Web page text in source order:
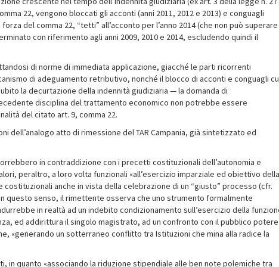
22, vengono bloccati gli acconti (anni 2011, 2012 e 2013) e conguagli
del comma 22, “tetti” all’acconto per l’anno 2014 (che non può superare
con riferimento agli anni 2009, 2010 e 2014, escludendo quindi il
di norme di immediata applicazione, giacché le parti ricorrenti
di adeguamento retributivo, nonché il blocco di acconti e conguagli
la decurtazione della indennità giudiziaria — la domanda di
disciplina del trattamento economico non potrebbe essere
del citato art. 9, comma 22.
dell’analogo atto di rimessione del TAR Campania, già sintetizzato ed
in contraddizione con i precetti costituzionali dell’autonomia e
peraltro, a loro volta funzionali «all’esercizio imparziale ed obiettivo della
anche in vista della celebrazione di un “giusto” processo (cfr.
questo senso, il rimettente osserva che uno strumento formalmente
in realtà ad un indebito condizionamento sull’esercizio della
ed addirittura il singolo magistrato, ad un confronto con il pubblico potere
«generando un sotterraneo conflitto tra Istituzioni che mina alla radice la
in quanto «associando la riduzione stipendiale alle ben note polemiche tra